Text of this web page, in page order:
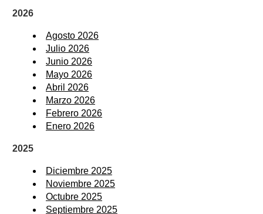
2026
Agosto 2026
Julio 2026
Junio 2026
Mayo 2026
Abril 2026
Marzo 2026
Febrero 2026
Enero 2026
2025
Diciembre 2025
Noviembre 2025
Octubre 2025
Septiembre 2025